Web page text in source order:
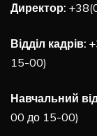
Директор:
Відділ кадрів:
15-00)
Навчальний
00 до 15-00)